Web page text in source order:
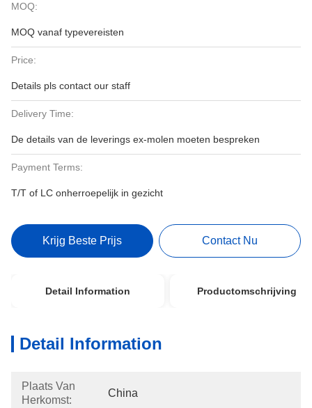
MOQ:
MOQ vanaf typevereisten
Price:
Details pls contact our staff
Delivery Time:
De details van de leverings ex-molen moeten bespreken
Payment Terms:
T/T of LC onherroepelijk in gezicht
Krijg Beste Prijs Contact Nu
Detail Information Productomschrijving
Detail Information
Plaats Van
Herkomst:
China